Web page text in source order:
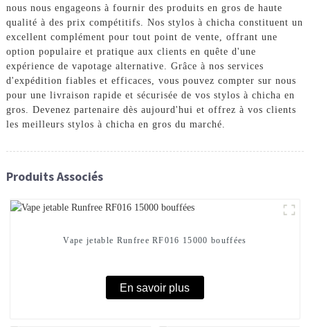
nous nous engageons à fournir des produits en gros de haute
qualité à des prix compétitifs. Nos stylos à chicha constituent un
excellent complément pour tout point de vente, offrant une
option populaire et pratique aux clients en quête d'une
expérience de vapotage alternative. Grâce à nos services
d'expédition fiables et efficaces, vous pouvez compter sur nous
pour une livraison rapide et sécurisée de vos stylos à chicha en
gros. Devenez partenaire dès aujourd'hui et offrez à vos clients
les meilleurs stylos à chicha en gros du marché.
Produits Associés
Vape jetable Runfree RF016 15000 bouffées
En savoir plus